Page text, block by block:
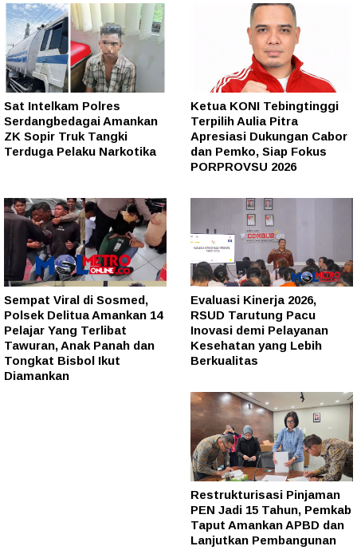
Sat Intelkam Polres
Serdangbedagai Amankan
ZK Sopir Truk Tangki
Terduga Pelaku Narkotika
Ketua KONI Tebingtinggi
Terpilih Aulia Pitra
Apresiasi Dukungan Cabor
dan Pemko, Siap Fokus
PORPROVSU 2026
Sempat Viral di Sosmed,
Polsek Delitua Amankan 14
Pelajar Yang Terlibat
Tawuran, Anak Panah dan
Tongkat Bisbol Ikut
Diamankan
Evaluasi Kinerja 2026,
RSUD Tarutung Pacu
Inovasi demi Pelayanan
Kesehatan yang Lebih
Berkualitas
Restrukturisasi Pinjaman
PEN Jadi 15 Tahun, Pemkab
Taput Amankan APBD dan
Lanjutkan Pembangunan